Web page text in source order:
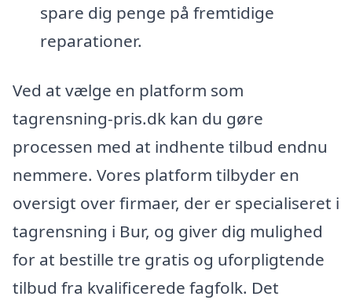
spare dig penge på fremtidige
reparationer.
Ved at vælge en platform som
tagrensning-pris.dk kan du gøre
processen med at indhente tilbud endnu
nemmere. Vores platform tilbyder en
oversigt over firmaer, der er specialiseret i
tagrensning i Bur, og giver dig mulighed
for at bestille tre gratis og uforpligtende
tilbud fra kvalificerede fagfolk. Det